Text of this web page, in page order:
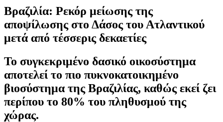
Βραζιλία: Ρεκόρ μείωσης της
αποψίλωσης στο Δάσος του Ατλαντικού
μετά από τέσσερις δεκαετίες
Το συγκεκριμένο δασικό οικοσύστημα
αποτελεί το πιο πυκνοκατοικημένο
βιοσύστημα της Βραζιλίας, καθώς εκεί ζει
περίπου το 80% του πληθυσμού της
χώρας.